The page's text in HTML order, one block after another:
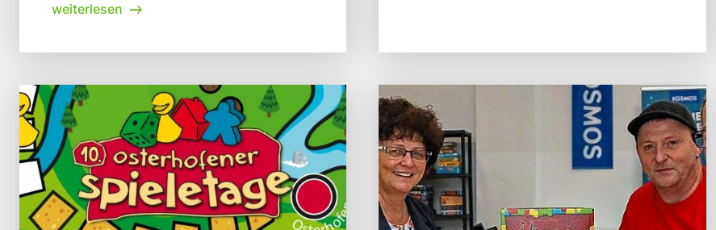
Grundschulen die Spieletage. Bis mittags
Stadthalle unsicher machen werden. Am
weiterlesen